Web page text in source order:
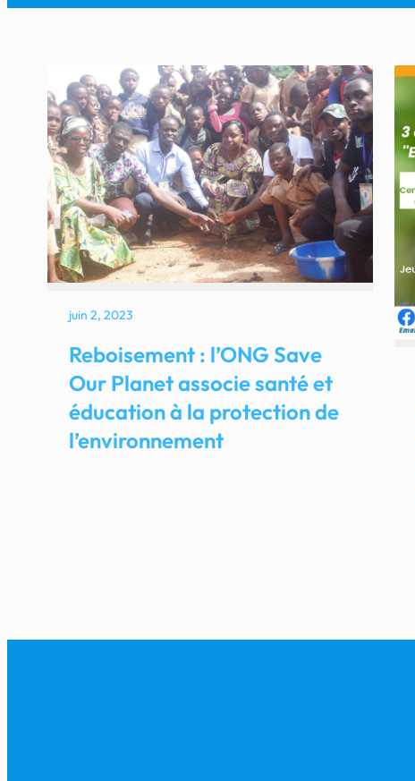
juin 2, 2023
Reboisement : l’ONG Save
Our Planet associe santé et
éducation à la protection de
l’environnement